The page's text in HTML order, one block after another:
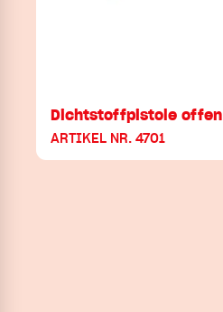
Dichtstoffpistole offen
ARTIKEL NR. 4701